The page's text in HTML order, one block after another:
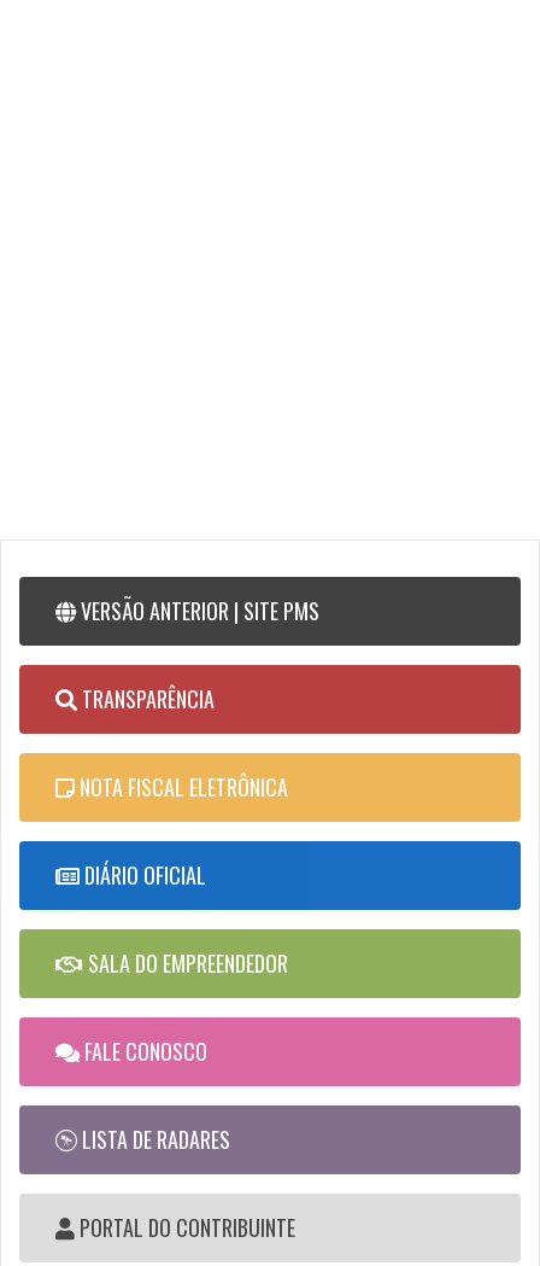
VERSÃO ANTERIOR | SITE PMS
TRANSPARÊNCIA
NOTA FISCAL ELETRÔNICA
DIÁRIO OFICIAL
SALA DO EMPREENDEDOR
FALE CONOSCO
LISTA DE RADARES
PORTAL DO CONTRIBUINTE